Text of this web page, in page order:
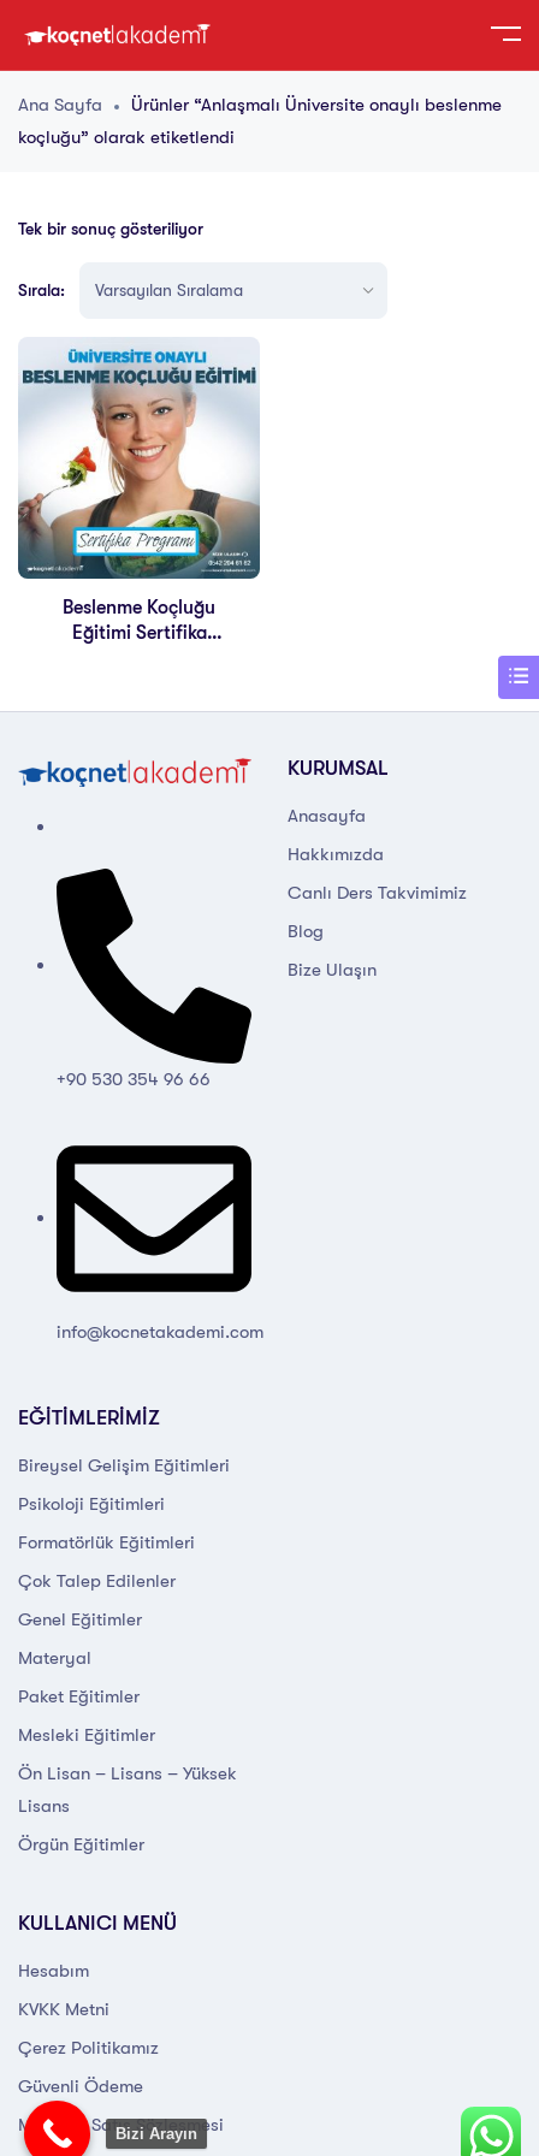
Ana Sayfa
Ürünler “Anlaşmalı Üniversite onaylı beslenme
koçluğu” olarak etiketlendi
Tek bir sonuç gösteriliyor
Sırala:
Beslenme Koçluğu
Eğitimi Sertifika
+90 530 354 96 66
info@kocnetakademi.com
KURUMSAL
Anasayfa
Hakkımızda
Canlı Ders Takvimimiz
Blog
Bize Ulaşın
EĞİTİMLERİMİZ
Bireysel Gelişim Eğitimleri
Psikoloji Eğitimleri
Formatörlük Eğitimleri
Çok Talep Edilenler
Genel Eğitimler
Materyal
Paket Eğitimler
Mesleki Eğitimler
Ön Lisan – Lisans – Yüksek
Lisans
Örgün Eğitimler
KULLANICI MENÜ
Hesabım
KVKK Metni
Çerez Politikamız
Güvenli Ödeme
Mesafeli Satış Sözleşmesi
Bizi Arayın